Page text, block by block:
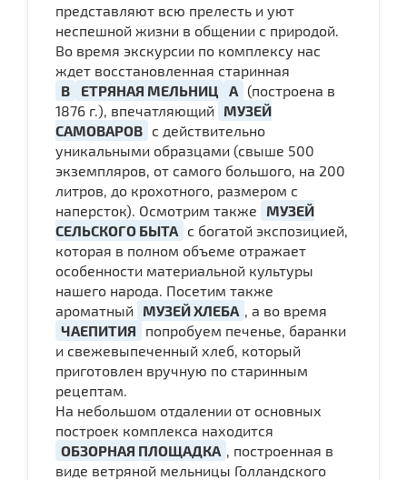
представляют всю прелесть и уют
неспешной жизни в общении с природой.
Во время экскурсии по комплексу нас
ждет восстановленная старинная
В
ЕТРЯНАЯ МЕЛЬНИЦ А (построена в
1876 г.), впечатляющий
МУЗЕЙ
САМОВАРОВ с действительно
уникальными образцами (свыше 500
экземпляров, от самого большого, на 200
литров, до крохотного, размером с
наперсток). Осмотрим также
МУЗЕЙ
СЕЛЬСКОГО БЫТА с богатой экспозицией,
которая в полном объеме отражает
особенности материальной культуры
нашего народа. Посетим также
ароматный
МУЗЕЙ ХЛЕБА
, а во время
ЧАЕПИТИЯ
попробуем печенье, баранки
и свежевыпеченный хлеб, который
приготовлен вручную по старинным
рецептам.
На небольшом отдалении от основных
построек комплекса находится
ОБЗОРНАЯ ПЛОЩАДКА
, построенная в
виде ветряной мельницы Голландского